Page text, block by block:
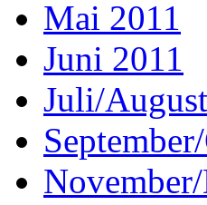
Mai 2011
Juni 2011
Juli/